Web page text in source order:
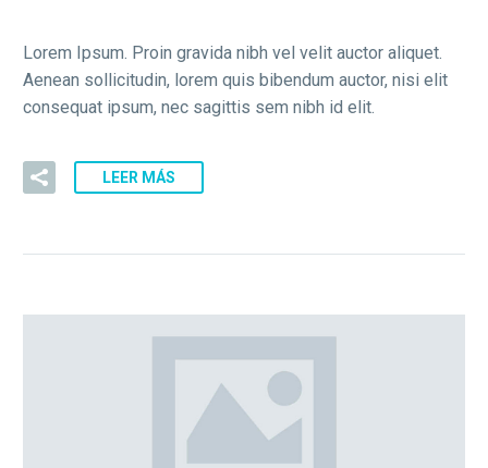
Lorem Ipsum. Proin gravida nibh vel velit auctor aliquet.
Aenean sollicitudin, lorem quis bibendum auctor, nisi elit
consequat ipsum, nec sagittis sem nibh id elit.
LEER MÁS